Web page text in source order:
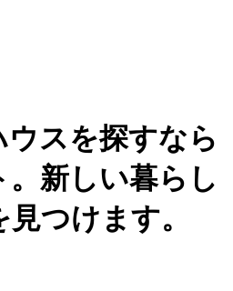
スを探すなら
新しい暮らし
つけます。